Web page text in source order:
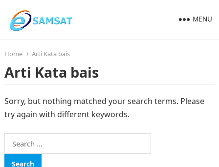
MENU
Home Arti Kata bais
Arti Kata bais
Sorry, but nothing matched your search terms. Please
try again with different keywords.
Search
for: